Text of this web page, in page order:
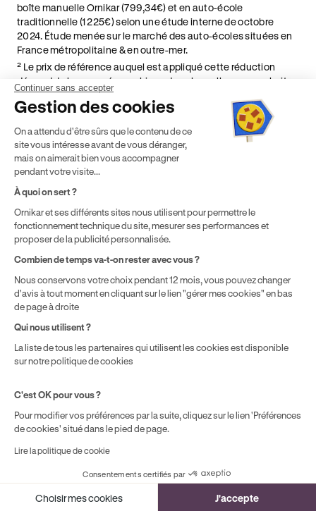
boîte manuelle Ornikar (799,34€) et en auto-école
traditionnelle (1 225€) selon une étude interne de octobre
2024. Étude menée sur le marché des auto-écoles situées en
France métropolitaine & en outre-mer.
² Le prix de référence auquel est appliqué cette réduction
dépend de la zone géographique dans laquelle vous souhaitez
effectuer vos heures de conduite conformément à l'Article 6
de nos Conditions Générales de Vente
⁵ Montant du financement CPF variable selon les droits acquis
par chaque bénéficiaire. Exemple donné pour un titulaire
disposant de 500 € de droits CPF. Le reste à charge dépend du
solde disponible sur le Compte Personnel de Formation et du
Continuer sans accepter
Gestion des cookies
On a attendu d'être sûrs que le contenu de ce
site vous intéresse avant de vous déranger,
mais on aimerait bien vous accompagner
pendant votre visite...
À quoi on sert ?
Ornikar et ses différents sites nous utilisent pour permettre le
fonctionnement technique du site, mesurer ses performances et
proposer de la publicité personnalisée.
Combien de temps va-t-on rester avec vous ?
Nous conservons votre choix pendant 12 mois, vous pouvez changer
d'avis à tout moment en cliquant sur le lien "gérer mes cookies" en bas
de page à droite
Qui nous utilisent ?
La liste de tous les partenaires qui utilisent les cookies est disponible
sur notre politique de cookies
C'est OK pour vous ?
Pour modifier vos préférences par la suite, cliquez sur le lien 'Préférences
de cookies' situé dans le pied de page.
Lire la politique de cookie
Consentements certifiés par
Choisir mes cookies J'accepte
Cookies